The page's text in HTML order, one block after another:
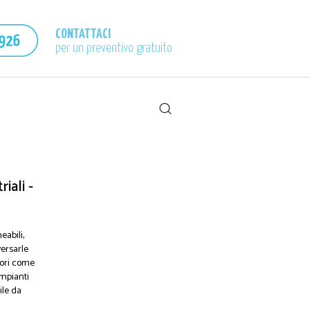
CONTATTACI
per un preventivo gratuito
-
come
da